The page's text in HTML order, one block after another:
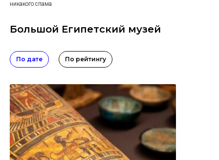
никакого спама
Большой Египетский музей
По дате По рейтингу